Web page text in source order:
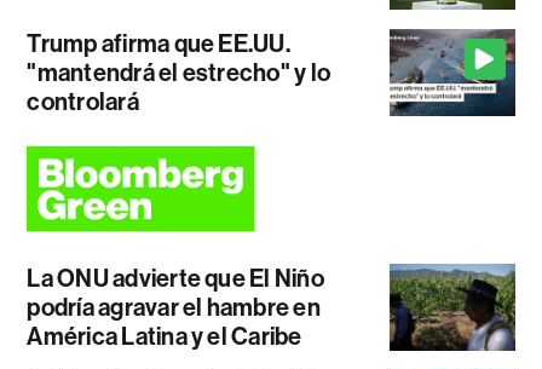
Trump afirma que EE.UU.
"mantendrá el estrecho" y lo
controlará
La ONU advierte que El Niño
podría agravar el hambre en
América Latina y el Caribe